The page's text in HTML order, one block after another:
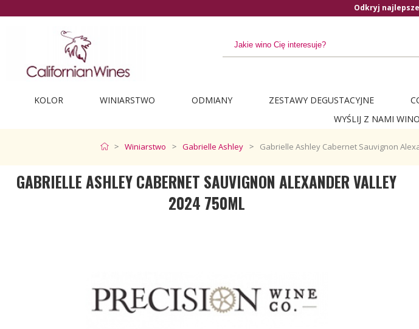
Odkryj
KOLOR WINIARSTWO ODMIANY ZESTAWY DEGUSTACYJNE
WYŚLIJ Z NAMI
Winiarstwo Gabrielle Ashley Gabrielle Ashley Cabernet Sauvignon
GABRIELLE ASHLEY CABERNET SAUVIGNON ALEXANDER VALLEY
2024 750ML